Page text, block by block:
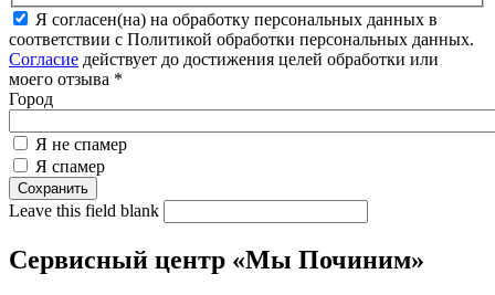
Я согласен(на) на обработку персональных данных в
соответствии с Политикой обработки персональных данных.
Согласие действует до достижения целей обработки или
моего отзыва *
Город
Я не спамер
Я спамер
Leave this field blank
Сервисный центр «Мы Починим»